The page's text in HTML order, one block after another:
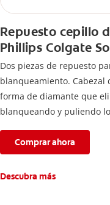
Repuesto cepillo
Phillips Colgate
Dos piezas de repuesto
blanqueamiento. Cabezal
forma de diamante que
blanqueando y puliendo
Comprar ahora
Descubra más